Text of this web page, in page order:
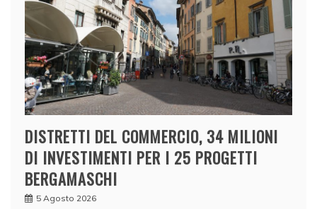
DISTRETTI DEL COMMERCIO, 34 MILIONI
DI INVESTIMENTI PER I 25 PROGETTI
BERGAMASCHI
5 Agosto 2026